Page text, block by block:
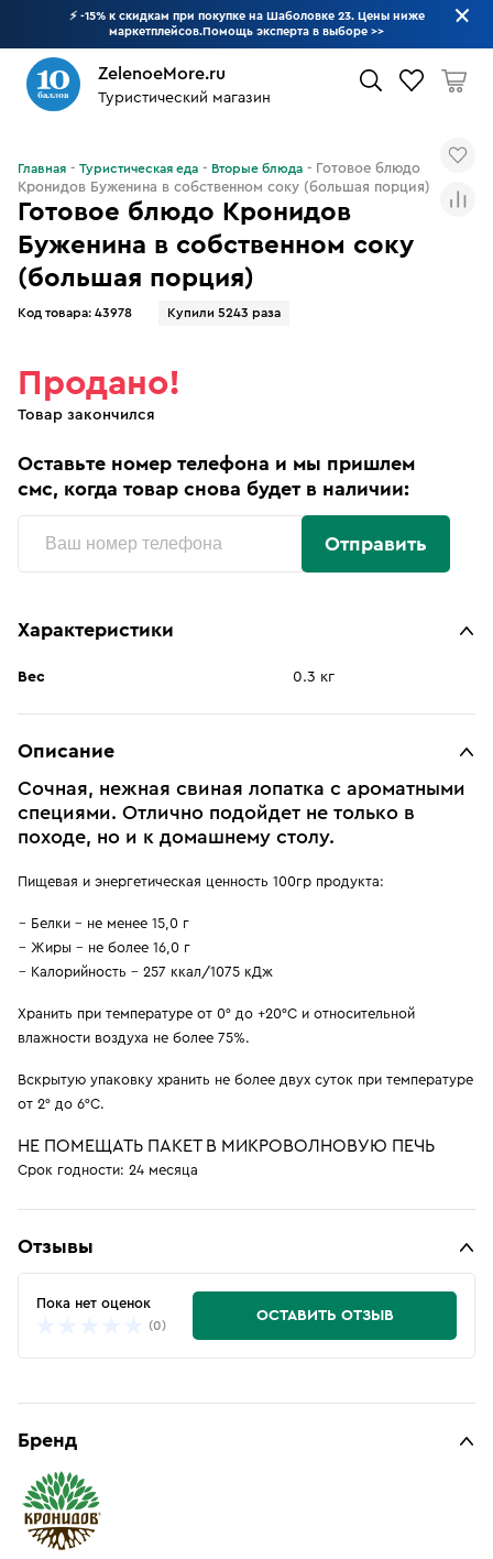
⚡ -15% к скидкам при покупке на Шаболовке 23. Цены ниже
маркетплейсов.Помощь эксперта в выборе >>
ZelenoeMore.ru
Туристический магазин
Готовое блюдо Кронидов
Буженина в собственном соку
(большая порция)
Код товара: 43978 Купили 5243 раза
Главная Туристическая еда Вторые блюда
Готовое блюдо
Кронидов Буженина в собственном соку (большая порция)
Продано!
Товар закончился
Оставьте номер телефона и мы пришлем
смс, когда товар снова будет в наличии:
Отправить
Характеристики
Вес 0.3 кг
Описание
Сочная, нежная свиная лопатка с ароматными
специями. Отлично подойдет не только в
походе, но и к домашнему столу.
Пищевая и энергетическая ценность 100гр продукта:
Белки - не менее 15,0 г
Жиры - не более 16,0 г
Калорийность - 257 ккал/1075 кДж
Хранить при температуре от 0° до +20°C и относительной
влажности воздуха не более 75%.
Вскрытую упаковку хранить не более двух суток при температуре
от 2° до 6°C.
НЕ ПОМЕЩАТЬ ПАКЕТ В МИКРОВОЛНОВУЮ ПЕЧЬ
Срок годности: 24 месяца
Отзывы
Пока нет оценок
(0)
ОСТАВИТЬ ОТЗЫВ
Бренд